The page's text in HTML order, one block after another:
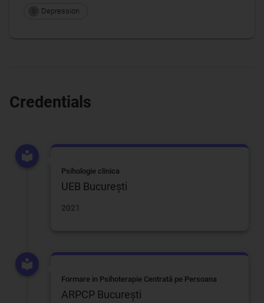
Depression
Credentials
Psihologie clinica
UEB București
2021
Formare in Psihoterapie Centrată pe Persoana
ARPCP București